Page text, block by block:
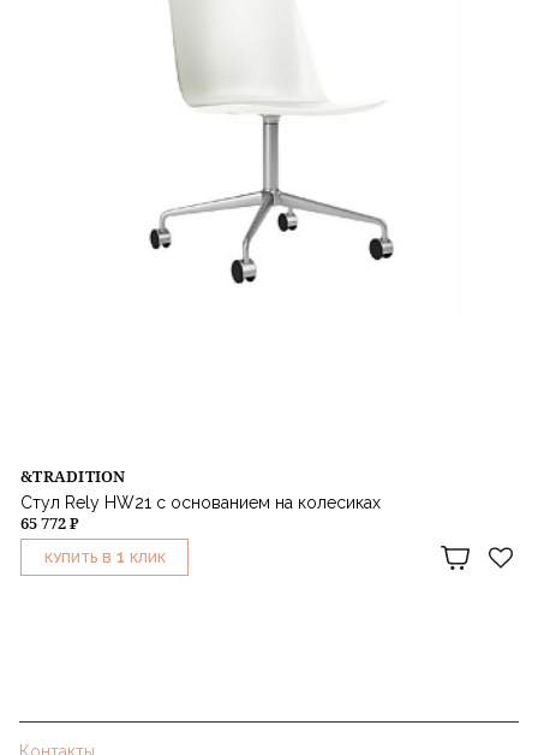
&TRADITION
Стул Rely HW21 c основанием на колесиках
65 772 ₽
КУПИТЬ В 1 КЛИК